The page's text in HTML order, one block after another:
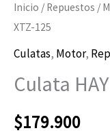
Inicio / Repuestos /
XTZ-125
Culatas, Motor,
Culata
$179.900